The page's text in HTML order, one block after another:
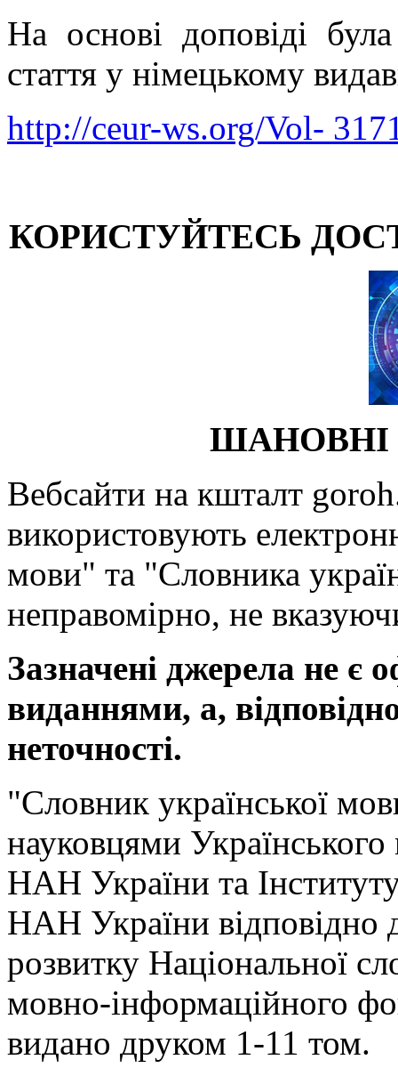
На основі доповіді
стаття у німецькому
http://ceur-ws.org/Vol-
КОРИСТУЙТЕСЬ
ШАНОВНІ
Вебсайти на кшталт
використовують
мови" та "Словника
неправомірно, не
Зазначені джерела не є
виданнями, а,
неточності.
"Словник української
науковцями
НАН України та
НАН України відповідно
розвитку Національної
мовно-інформаційного
видано друком 1-11 том.